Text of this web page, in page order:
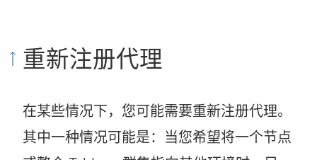
重新注册代理
在某些情况下，您可能需要重新注册代理。
其中一种情况可能是：当您希望将一个节点